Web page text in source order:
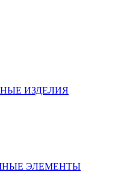
ИЗДЕЛИЯ
ЭЛЕМЕНТЫ